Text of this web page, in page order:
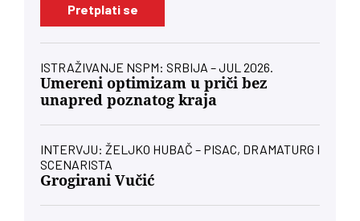
Pretplati se
ISTRAŽIVANJE NSPM: SRBIJA – JUL 2026.
Umereni optimizam u priči bez
unapred poznatog kraja
INTERVJU: ŽELJKO HUBAČ – PISAC, DRAMATURG I
SCENARISTA
Grogirani Vučić